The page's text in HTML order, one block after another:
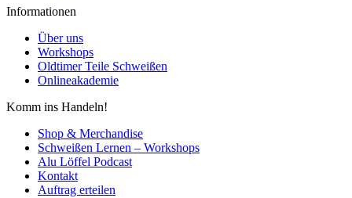
Informationen
Über uns
Workshops
Oldtimer Teile Schweißen
Onlineakademie
Komm ins Handeln!
Shop & Merchandise
Schweißen Lernen – Workshops
Alu Löffel Podcast
Kontakt
Auftrag erteilen